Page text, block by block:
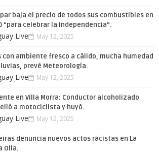
baja el precio de todos sus combustibles en
“para celebrar la Independencia”.
Live May 12, 2025
con ambiente fresco a cálido, mucha humedad
prevé Meteorología.
Live May 12, 2025
en Villa Morra: Conductor alcoholizado
a motociclista y huyó.
Live May 12, 2025
denuncia nuevos actos racistas en La
Olla.